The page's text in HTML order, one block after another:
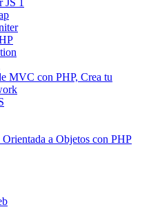
JS 1
MVC con PHP, Crea tu
a Objetos con PHP